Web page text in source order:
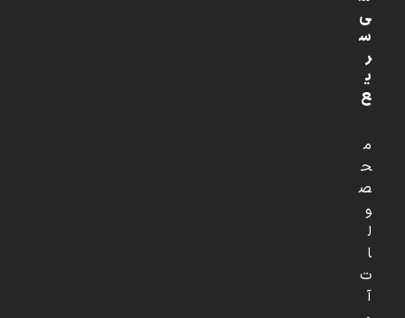
ی
س
ر
ی
ع
م
ح
ص
و
ل
ا
ت
آ